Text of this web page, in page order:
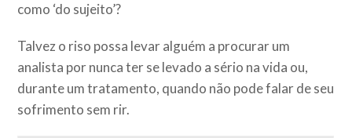
como ‘do sujeito’?
Talvez o riso possa levar alguém a procurar um
analista por nunca ter se levado a sério na vida ou,
durante um tratamento, quando não pode falar de seu
sofrimento sem rir.